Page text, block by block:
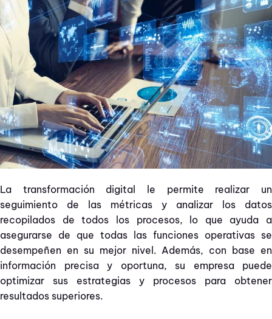
La transformación digital le permite realizar un
seguimiento de las métricas y analizar los datos
recopilados de todos los procesos, lo que ayuda a
asegurarse de que todas las funciones operativas se
desempeñen en su mejor nivel. Además, con base en
información precisa y oportuna, su empresa puede
optimizar sus estrategias y procesos para obtener
resultados superiores.